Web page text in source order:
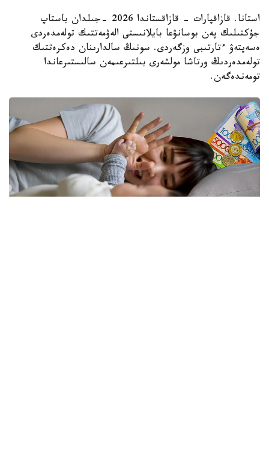
استانا. قازاقپارات - قازاقستاندا 2026 -جىلدان باستاپ
جۇكتىلىك پەن بوسانۋعا بايلانىستى الەۋمەتتىك تولەمدەردى
ەسەپتەۋ ءتارتىبى وزگەردى. سونىڭ سالدارىنان دەكرەتتىك
تولەمدەردىڭ ورتاشا مولشەرى بىلتىرعىمەن سالىستىرعاندا
تومەندەگەن.